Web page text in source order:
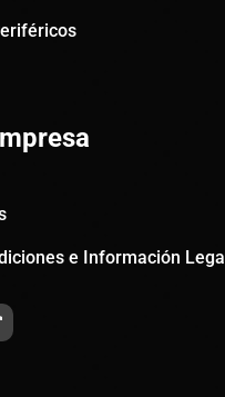
e Información Legal